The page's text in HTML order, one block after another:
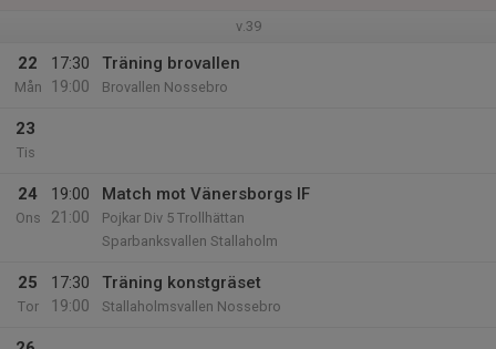
v.39
22
Mån
17:30
19:00
Träning brovallen
Brovallen Nossebro
23
Tis
24
Ons
19:00
21:00
Match mot Vänersborgs IF
Pojkar Div 5 Trollhättan
Sparbanksvallen Stallaholm
25
Tor
17:30
19:00
Träning konstgräset
Stallaholmsvallen Nossebro